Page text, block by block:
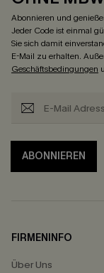
Abonnieren und
Jeder Code ist einmal
Sie sich damit
E-Mail zu erhalten.
Geschäftsbedingungen
ABONNIEREN
FIRMENINFO
Über Uns